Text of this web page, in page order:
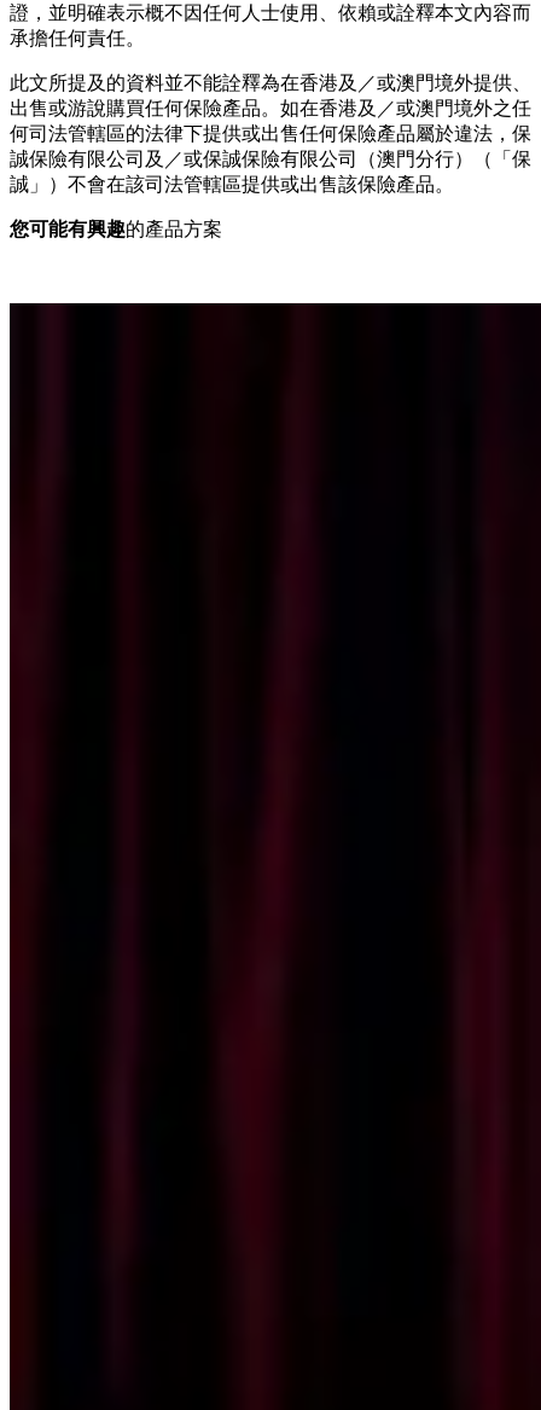
證，並明確表示概不因任何人士使用、依賴或詮釋本文內容而
承擔任何責任。
此文所提及的資料並不能詮釋為在香港及／或澳門境外提供、
出售或游說購買任何保險產品。如在香港及／或澳門境外之任
何司法管轄區的法律下提供或出售任何保險產品屬於違法，保
誠保險有限公司及／或保誠保險有限公司（澳門分行）（「保
誠」）不會在該司法管轄區提供或出售該保險產品。
您可能有興趣的產品方案